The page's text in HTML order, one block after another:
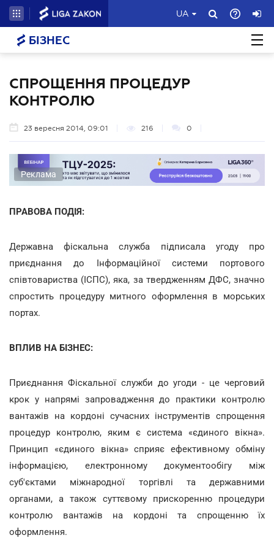
UA
БІЗНЕС
СПРОЩЕННЯ ПРОЦЕДУР
КОНТРОЛЮ
23 вересня 2014, 09:01 216 0
Реклама
ПРАВОВА ПОДІЯ:
Державна фіскальна служба підписала угоду про
приєднання до Інформаційної системи портового
співтовариства (ІСПС), яка, за твердженням ДФС, значно
спростить процедуру митного оформлення в морських
портах.
ВПЛИВ НА БІЗНЕС:
Приєднання Фіскальної служби до угоди - це черговий
крок у напрямі запровадження до практики контролю
вантажів на кордоні сучасних інструментів спрощення
процедур контролю, яким є система «єдиного вікна».
Принцип «єдиного вікна» сприяє ефективному обміну
інформацією, електронному документообігу між
суб'єктами міжнародної торгівлі та державними
органами, а також суттєвому прискоренню процедури
контролю вантажів на кордоні та спрощенню їх
оформлення.